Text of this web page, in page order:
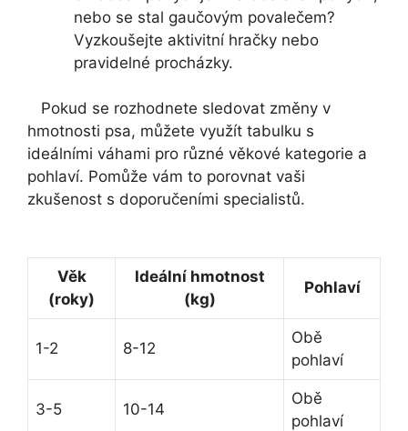
nebo se stal gaučovým povalečem?⁢
Vyzkoušejte aktivitní hračky‌ nebo
pravidelné procházky.
​ ​ ​ Pokud ‍se rozhodnete⁤ sledovat změny ​v‌
hmotnosti psa, můžete využít tabulku ⁢s
ideálními⁤ váhami pro různé věkové kategorie‌ a
pohlaví. Pomůže vám to porovnat vaši
zkušenost ​s ‍doporučeními specialistů.
Věk
(roky)
Ideální ⁢hmotnost
(kg)
Pohlaví
1-2 8-12
Obě
pohlaví
3-5 10-14
Obě
pohlaví